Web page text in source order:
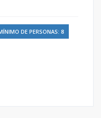
DE PERSONAS: 8